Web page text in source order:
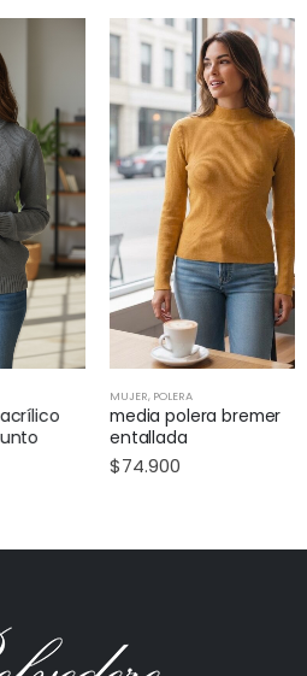
POLERA
media polera bremer
entallada
74.900